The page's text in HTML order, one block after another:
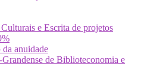
e Escrita de projetos
da anuidade
de Biblioteconomia e